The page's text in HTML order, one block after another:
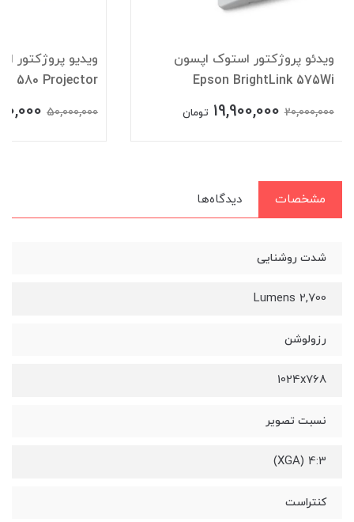
ویدئو پروژکتور استوک اپسون
Epson BrightLink 575Wi
20,000,000
19,900,000 تومان
ویدیو پروژکتور
580 Projector
50,000,000
مشخصات دیدگاه‌ها
شدت روشنایی
2,700 Lumens
رزولوشن
1024x768
نسبت تصویر
4:3 (XGA)
کنتراست